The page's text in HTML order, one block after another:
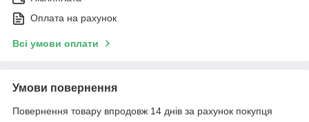
Оплата на рахунок
Всі умови оплати
Умови повернення
Повернення товару впродовж 14 днів за рахунок покупця